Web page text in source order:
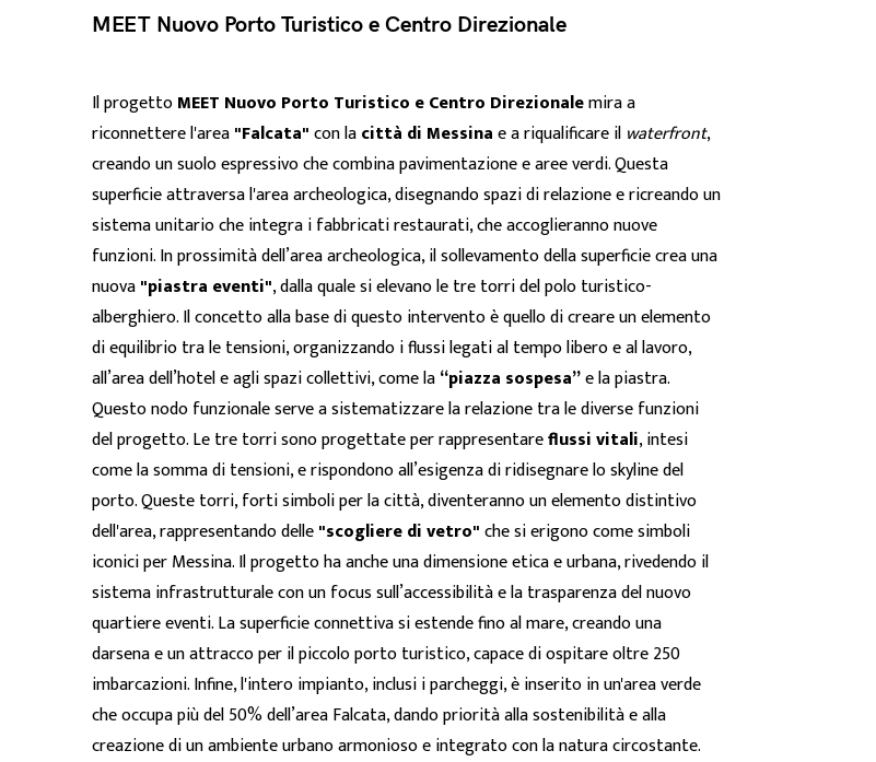
MEET Nuovo Porto Turistico e Centro Direzionale
Il progettoMEET Nuovo Porto Turistico e Centro Direzionalemira a
riconnettere l'area"Falcata"con lacittà di Messinae a riqualificare il waterfront,
creando un suolo espressivo che combina pavimentazione e aree verdi. Questa
superficie attraversa l'area archeologica, disegnando spazi di relazione e ricreando un
sistema unitario che integra i fabbricati restaurati, che accoglieranno nuove
funzioni. In prossimità dell’area archeologica, il sollevamento della superficie crea una
nuova"piastra eventi", dalla quale si elevano le tre torri del polo turistico-
alberghiero. Il concetto alla base di questo intervento è quello di creare un elemento
di equilibrio tra le tensioni, organizzando i flussi legati al tempo libero e al lavoro,
all’area dell’hotel e agli spazi collettivi, come la“piazza sospesa”e la piastra.
Questo nodo funzionale serve a sistematizzare la relazione tra le diverse funzioni
del progetto. Le tre torri sono progettate per rappresentareflussi vitali, intesi
come la somma di tensioni, e rispondono all’esigenza di ridisegnare lo skyline del
porto. Queste torri, forti simboli per la città, diventeranno un elemento distintivo
dell'area, rappresentando delle"scogliere di vetro"che si erigono come simboli
iconici per Messina. Il progetto ha anche una dimensione etica e urbana, rivedendo il
sistema infrastrutturale con un focus sull’accessibilità e la trasparenza del nuovo
quartiere eventi. La superficie connettiva si estende fino al mare, creando una
darsena e un attracco per il piccolo porto turistico, capace di ospitare oltre 250
imbarcazioni. Infine, l'intero impianto, inclusi i parcheggi, è inserito in un'area verde
che occupa più del 50% dell’area Falcata, dando priorità alla sostenibilità e alla
creazione di un ambiente urbano armonioso e integrato con la natura circostante.